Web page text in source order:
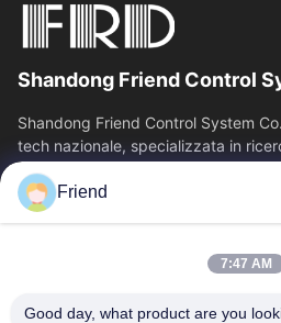
Shandong Friend Control
Shandong Friend Control System
tech nazionale, specializzata in
strumentazione, produzione e...
Collegamenti Rapidi
Chi
Fatory Tour
Friend
7:47 AM
Good day, what product are you